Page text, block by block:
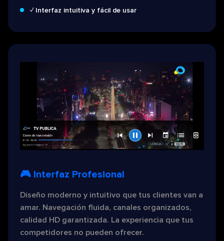
✓ Interfaz intuitiva y fácil de usar
🎮 Interfaz Profesional
Diseño moderno y intuitivo que tus clientes van a
amar. Navegación fluida, canales organizados,
calidad HD garantizada. La experiencia que tus
competidores no pueden ofrecer.